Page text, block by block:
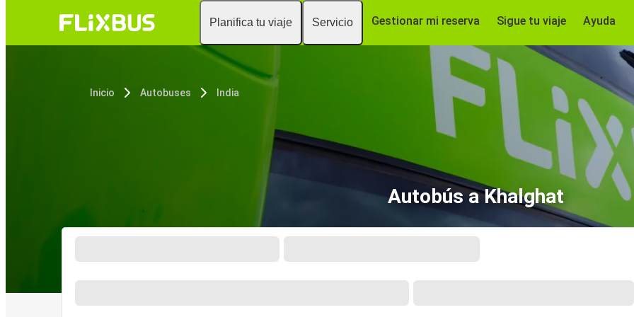
Planifica tu viaje Servicio Gestionar mi reserva Sigue tu viaje Ayuda
Inicio Autobuses India
Autobús a Khalghat